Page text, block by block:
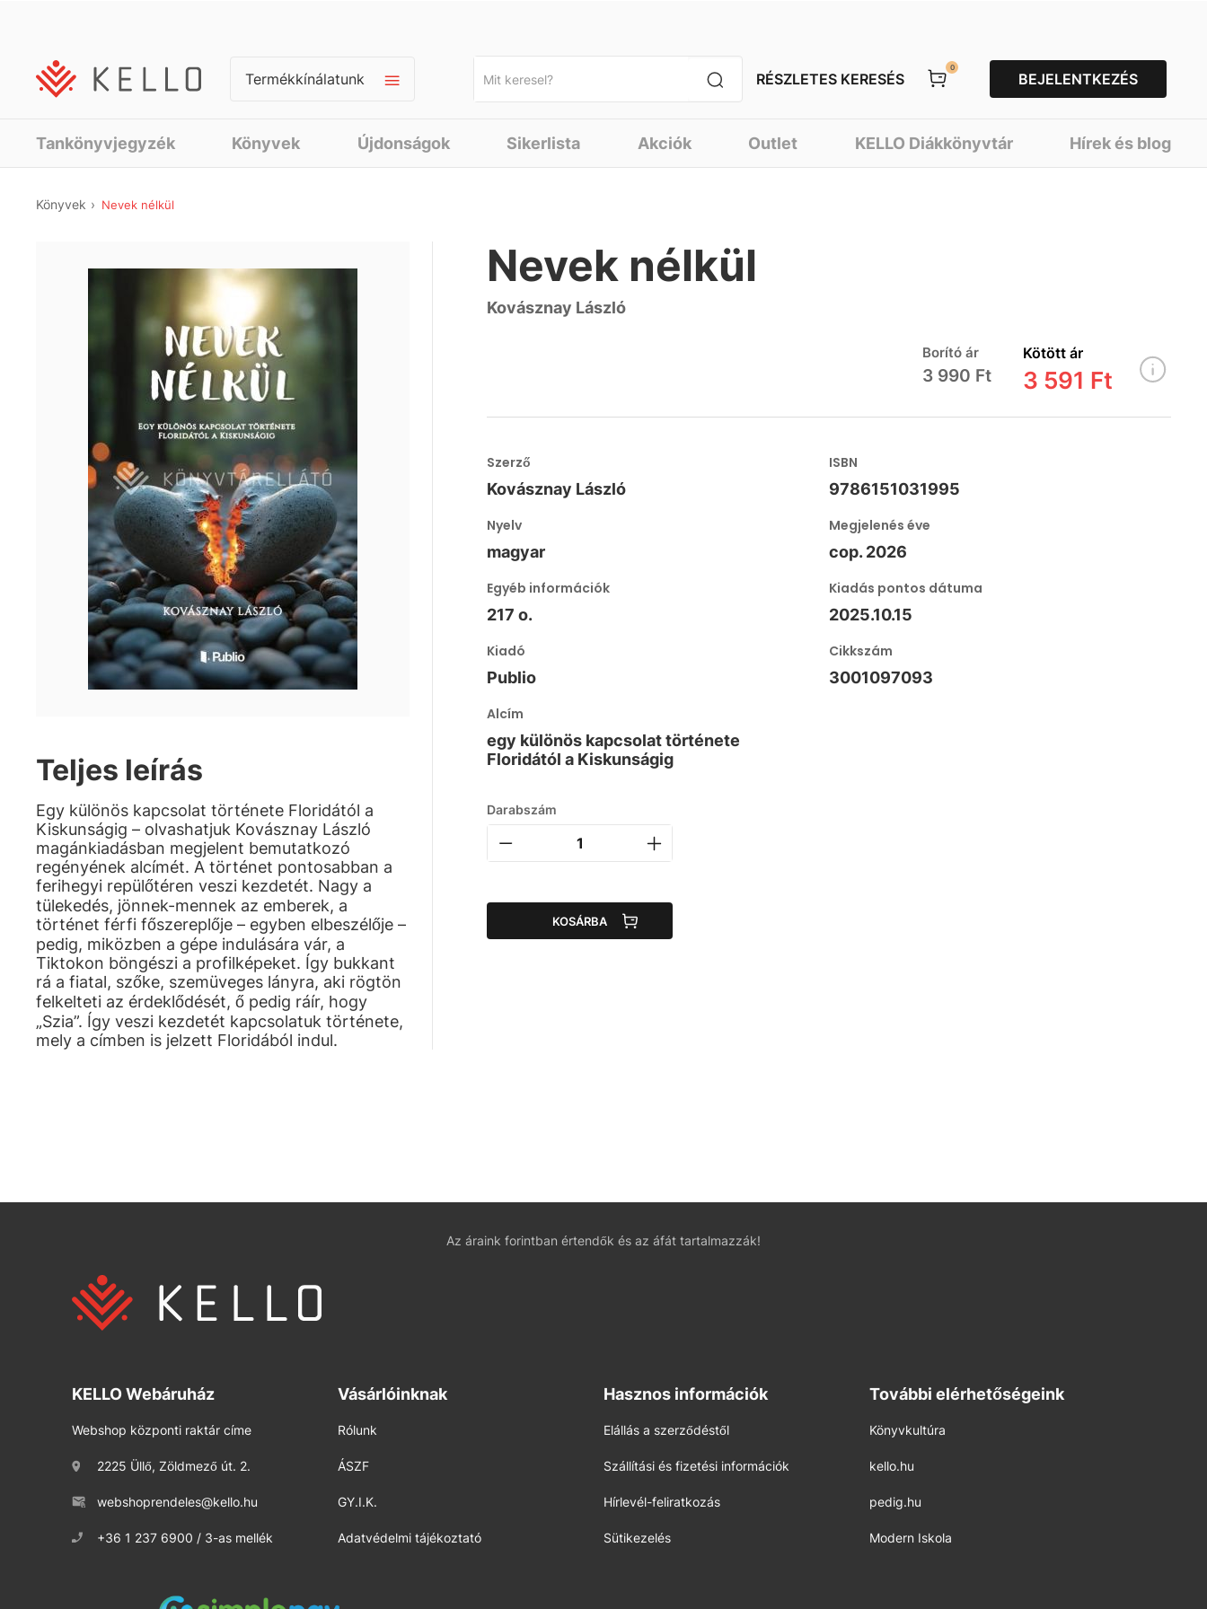
Termékkínálatunk RÉSZLETES KERESÉS
0
BEJELENTKEZÉS
Tankönyvjegyzék Könyvek Újdonságok Sikerlista Akciók Outlet KELLO Diákkönyvtár Hírek és blog
Könyvek Nevek nélkül
Teljes leírás
Egy különös kapcsolat története Floridától a
Kiskunságig – olvashatjuk Kovásznay László
magánkiadásban megjelent bemutatkozó
regényének alcímét. A történet pontosabban a
ferihegyi repülőtéren veszi kezdetét. Nagy a
tülekedés, jönnek-mennek az emberek, a
történet férfi főszereplője – egyben elbeszélője –
pedig, miközben a gépe indulására vár, a
Tiktokon böngészi a profilképeket. Így bukkant
rá a fiatal, szőke, szemüveges lányra, aki rögtön
felkelteti az érdeklődését, ő pedig ráír, hogy
„Szia”. Így veszi kezdetét kapcsolatuk története,
mely a címben is jelzett Floridából indul.
Nevek nélkül
Kovásznay László
Borító ár
3 990 Ft
Kötött ár
3 591 Ft
Szerző
Kovásznay László
ISBN
9786151031995
Nyelv
magyar
Megjelenés éve
cop. 2026
Egyéb információk
217 o.
Kiadás pontos dátuma
2025.10.15
Kiadó
Publio
Cikkszám
3001097093
Alcím
egy különös kapcsolat története
Floridától a Kiskunságig
Darabszám
KOSÁRBA
Az áraink forintban értendők és az áfát tartalmazzák!
KELLO Webáruház
Webshop központi raktár címe
2225 Üllő, Zöldmező út. 2.
webshoprendeles@kello.hu
+36 1 237 6900 / 3-as mellék
Vásárlóinknak
Rólunk
ÁSZF
GY.I.K.
Adatvédelmi tájékoztató
Hasznos információk
Elállás a szerződéstől
Szállítási és fizetési információk
Hírlevél-feliratkozás
Sütikezelés
További elérhetőségeink
Könyvkultúra
kello.hu
pedig.hu
Modern Iskola